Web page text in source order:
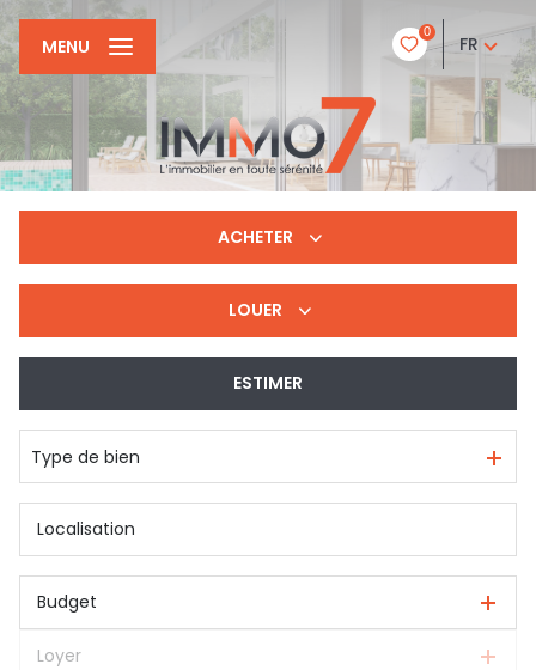
0
FR
MENU
ACHETER
LOUER
ESTIMER
Type de bien
Budget
Loyer